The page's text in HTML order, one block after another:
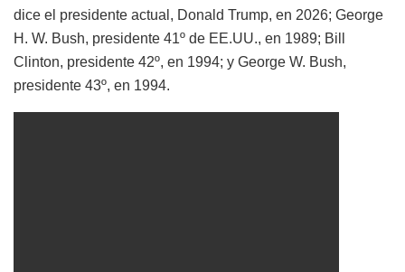
dice el presidente actual, Donald Trump, en 2026; George
H. W. Bush, presidente 41º de EE.UU., en 1989; Bill
Clinton, presidente 42º, en 1994; y George W. Bush,
presidente 43º, en 1994.